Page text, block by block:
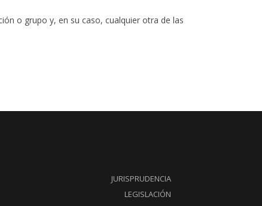
o grupo y, en su caso, cualquier otra de las
JURISPRUDENCIA
LEGISLACIÓN